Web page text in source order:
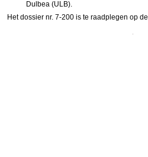
Dulbea (ULB).
Het dossier nr. 7-200 is te raadplegen op de